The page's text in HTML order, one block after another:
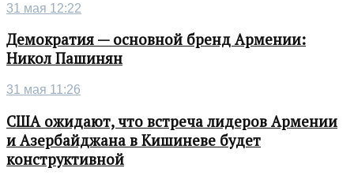
31 мая 12:22
Демократия — основной бренд Армении:
Никол Пашинян
31 мая 11:26
США ожидают, что встреча лидеров Армении
и Азербайджана в Кишиневе будет
конструктивной